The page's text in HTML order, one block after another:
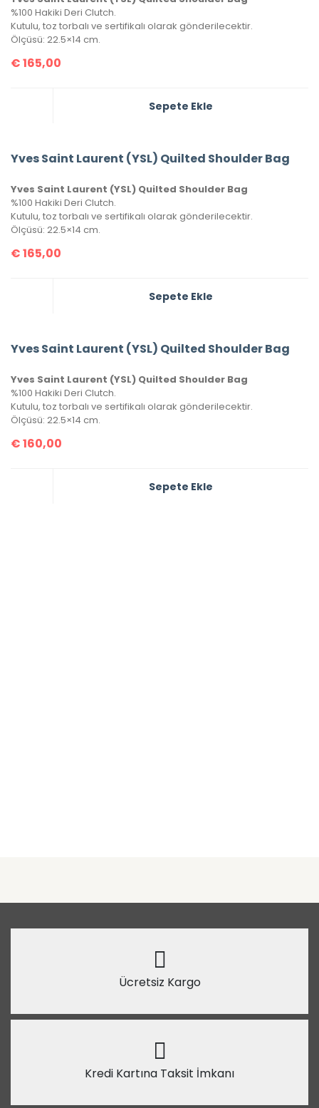
%100 Hakiki Deri Clutch.
Kutulu, toz torbalı ve sertifikalı olarak gönderilecektir.
Ölçüsü: 22.5×14 cm.
€165,00
Sepete Ekle
Yves Saint Laurent (YSL) Quilted Shoulder Bag
Yves Saint Laurent (YSL) Quilted Shoulder Bag
%100 Hakiki Deri Clutch.
Kutulu, toz torbalı ve sertifikalı olarak gönderilecektir.
Ölçüsü: 22.5×14 cm.
€165,00
Sepete Ekle
Yves Saint Laurent (YSL) Quilted Shoulder Bag
Yves Saint Laurent (YSL) Quilted Shoulder Bag
%100 Hakiki Deri Clutch.
Kutulu, toz torbalı ve sertifikalı olarak gönderilecektir.
Ölçüsü: 22.5×14 cm.
€160,00
Sepete Ekle
Ücretsiz Kargo
Kredi Kartına Taksit İmkanı